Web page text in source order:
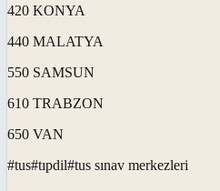
420 KONYA
440 MALATYA
550 SAMSUN
610 TRABZON
650 VAN
#tus#tıpdil#tus sınav merkezleri